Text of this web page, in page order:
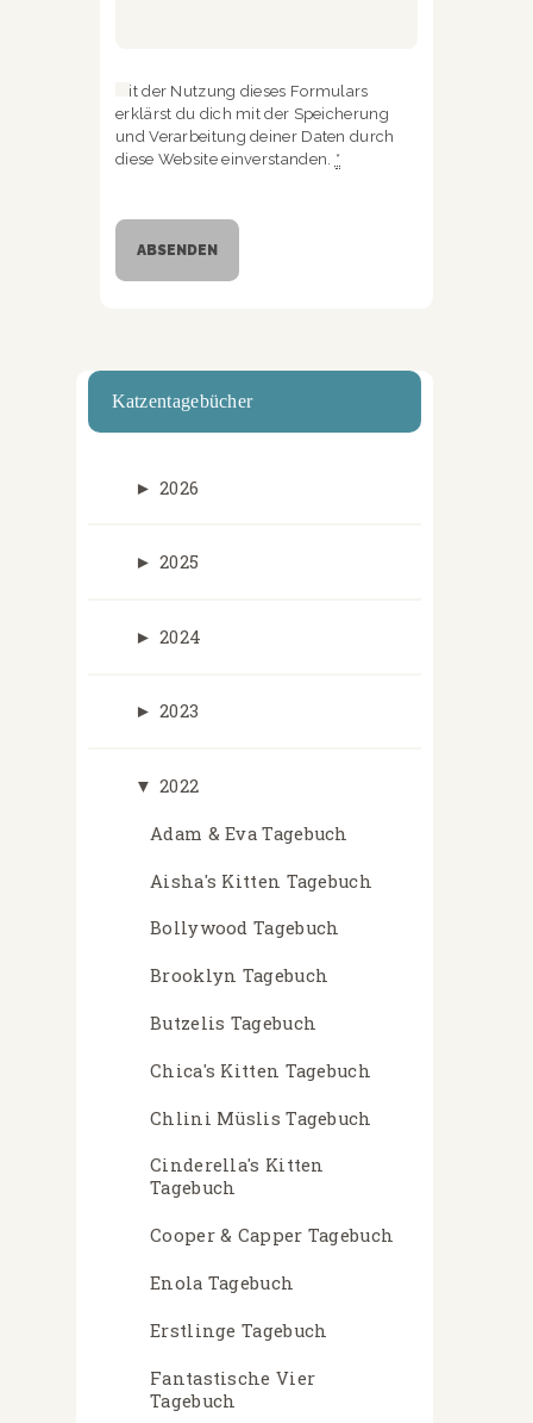
Mit der Nutzung dieses Formulars
erklärst du dich mit der Speicherung
und Verarbeitung deiner Daten durch
diese Website einverstanden. *
Katzentagebücher
► 2026
► 2025
► 2024
► 2023
▼ 2022
Adam & Eva Tagebuch
Aisha's Kitten Tagebuch
Bollywood Tagebuch
Brooklyn Tagebuch
Butzelis Tagebuch
Chica's Kitten Tagebuch
Chlini Müslis Tagebuch
Cinderella's Kitten
Tagebuch
Cooper & Capper Tagebuch
Enola Tagebuch
Erstlinge Tagebuch
Fantastische Vier
Tagebuch